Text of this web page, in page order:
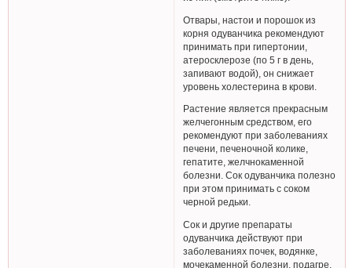
Отвары, настои и порошок из
корня одуванчика рекомендуют
принимать при гипертонии,
атеросклерозе (по 5 г в день,
запивают водой), он снижает
уровень холестерина в крови.
Растение является прекрасным
желчегонным средством, его
рекомендуют при заболеваниях
печени, печеночной колике,
гепатите, желчнокаменной
болезни. Сок одуванчика полезно
при этом принимать с соком
черной редьки.
Сок и другие препараты
одуванчика действуют при
заболеваниях почек, водянке,
мочекаменной болезни, подагре,